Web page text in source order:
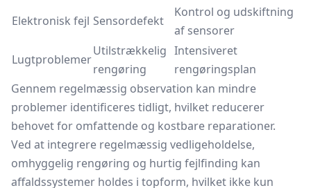
Elektronisk fejl Sensordefekt
Kontrol og udskiftning
af sensorer
Lugtproblemer
Utilstrækkelig
rengøring
Intensiveret
rengøringsplan
Gennem regelmæssig observation kan mindre
problemer identificeres tidligt, hvilket reducerer
behovet for omfattende og kostbare reparationer.
Ved at integrere regelmæssig vedligeholdelse,
omhyggelig rengøring og hurtig fejlfinding kan
affaldssystemer holdes i topform, hvilket ikke kun